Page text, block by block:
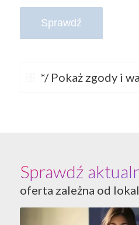
*/ Pokaż zgody i
Sprawdź
oferta zależna od